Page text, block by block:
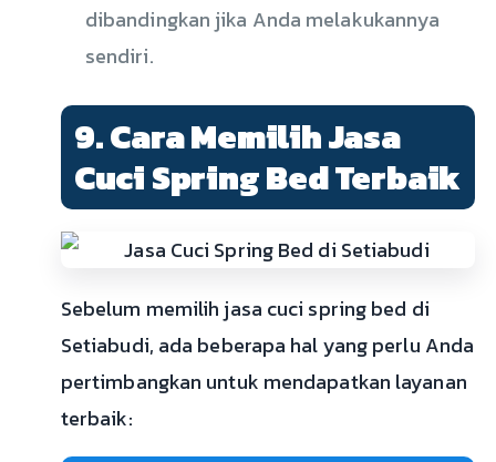
dibandingkan jika Anda melakukannya
sendiri.
9. Cara Memilih Jasa
Cuci Spring Bed Terbaik
Sebelum memilih jasa cuci spring bed di
Setiabudi, ada beberapa hal yang perlu Anda
pertimbangkan untuk mendapatkan layanan
terbaik: